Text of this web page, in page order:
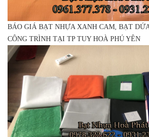
BÁO GIÁ BẠT NHỰA XANH CAM, BẠT
CÔNG TRÌNH TẠI TP TUY HOÀ PHÚ YÊN